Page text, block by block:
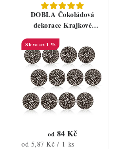
DOBLA Čokoládová
dekorace Krajkové
až 1 %
od 84 Kč
Měrná
od 5,87 Kč / 1 ks